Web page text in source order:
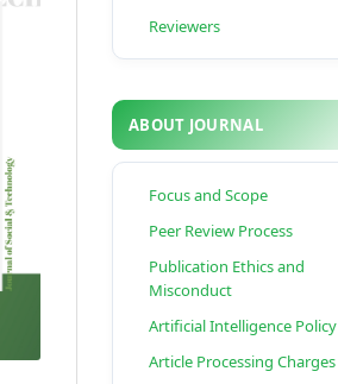
Reviewers
ABOUT JOURNAL
Focus and Scope
Peer Review Process
Publication Ethics and
Misconduct
Artificial Intelligence Policy
Article Processing Charges